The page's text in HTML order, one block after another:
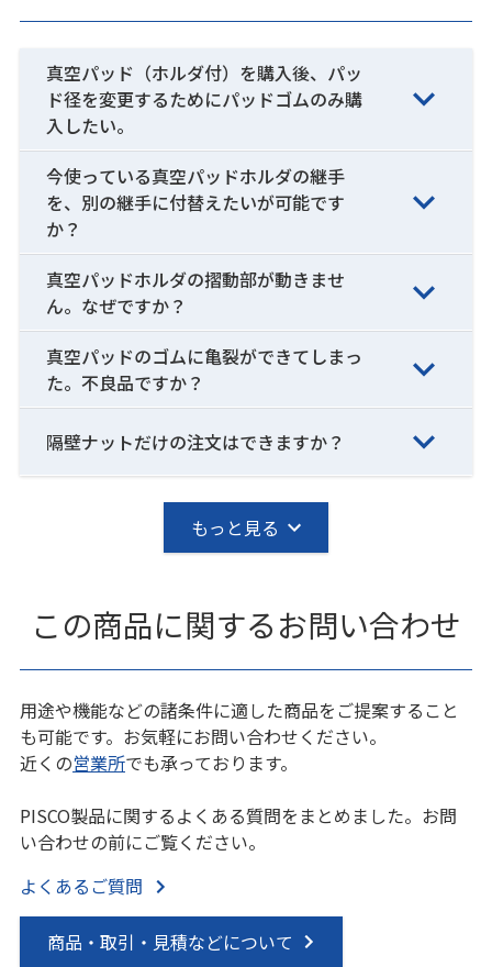
真空パッド（ホルダ付）を購入後、パッ
ド径を変更するためにパッドゴムのみ購
入したい。
今使っている真空パッドホルダの継手
を、別の継手に付替えたいが可能です
か？
真空パッドホルダの摺動部が動きませ
ん。なぜですか？
真空パッドのゴムに亀裂ができてしまっ
た。不良品ですか？
隔壁ナットだけの注文はできますか？
もっと見る
この商品に関するお問い合わせ
用途や機能などの諸条件に適した商品をご提案すること
も可能です。お気軽にお問い合わせください。
近くの営業所でも承っております。
PISCO製品に関するよくある質問をまとめました。お問
い合わせの前にご覧ください。
よくあるご質問
商品・取引・見積などについて